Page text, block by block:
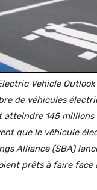
Vehicle
de véhicules
145
que le véhicule
Alliance (SBA)
prêts à faire face